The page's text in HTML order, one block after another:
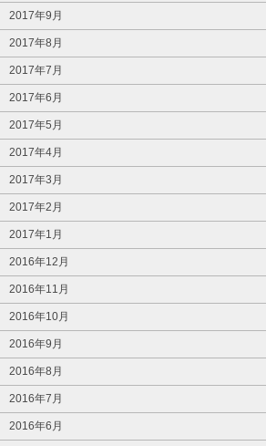
2017年9月
2017年8月
2017年7月
2017年6月
2017年5月
2017年4月
2017年3月
2017年2月
2017年1月
2016年12月
2016年11月
2016年10月
2016年9月
2016年8月
2016年7月
2016年6月